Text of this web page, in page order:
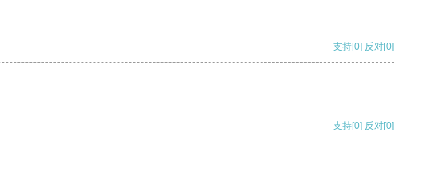
支持[0] 反对[0]
支持[0] 反对[0]